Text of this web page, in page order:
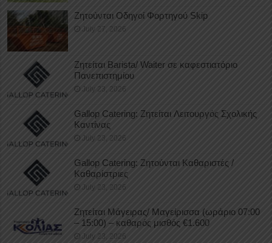
Ζητούνται Οδηγοί Φορτηγού Skip
July 27, 2026
Ζητείται Barista/ Waiter σε καφεστιατόριο
Πανεπιστημίου
July 23, 2026
Gallop Catering: Ζητείται Λειτουργός Σχολικής
Καντίνας
July 23, 2026
Gallop Catering: Ζητούνται Καθαριστές /
Καθαρίστριες
July 23, 2026
Ζητείται Μάγειρας/ Μαγείρισσα (ωράριο 07:00
– 15:00) – καθαρός μισθός €1.600
July 23, 2026